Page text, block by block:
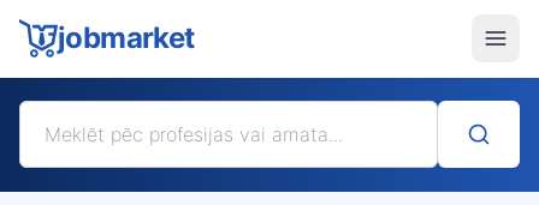
jobmarket